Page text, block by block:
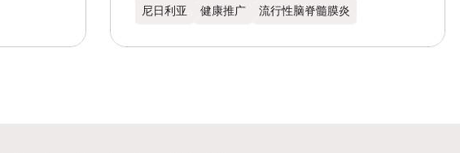
尼日利亚 健康推广 流行性脑脊髓膜炎